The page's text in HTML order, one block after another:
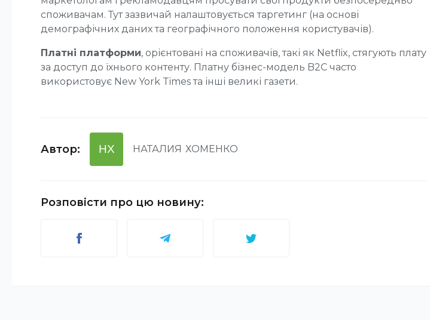
споживачам. Тут зазвичай налаштовується таргетинг (на основі
демографічних даних та географічного положення користувачів).
Платні платформи, орієнтовані на споживачів, такі як Netflix, стягують плату
за доступ до їхнього контенту. Платну бізнес-модель B2C часто
використовує New York Times та інші великі газети.
Автор: НХ НАТАЛИЯ ХОМЕНКО
Розповісти про цю новину: